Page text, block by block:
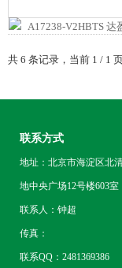
共 6 条记录，当前 1 / 1
联系方式
地址：北京市海淀区北
地中央广场12号楼603室
联系人：钟超
传真：
联系QQ：2481369386